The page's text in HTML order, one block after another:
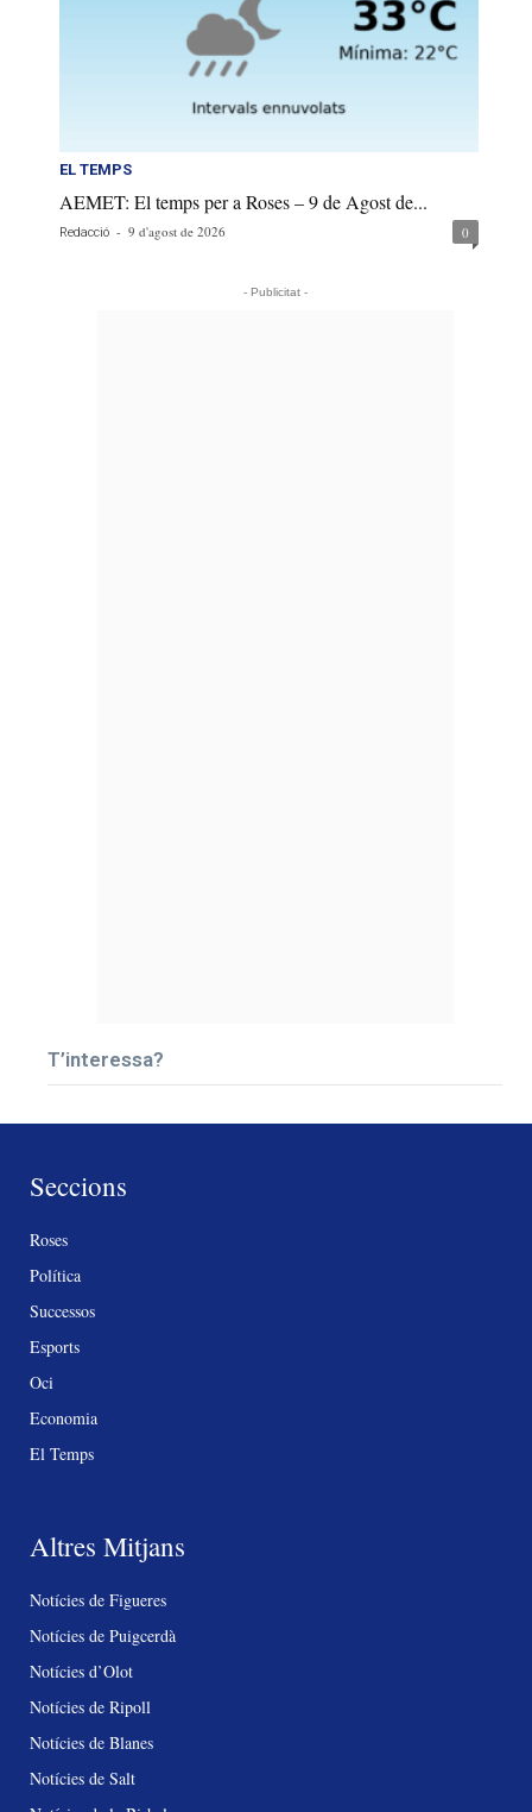
EL TEMPS
AEMET: El temps per a Roses – 9 de Agost de...
Redacció - 9 d'agost de 2026 0
- Publicitat -
T’interessa?
Seccions
Roses
Política
Successos
Esports
Oci
Economia
El Temps
Altres Mitjans
Notícies de Figueres
Notícies de Puigcerdà
Notícies d’Olot
Notícies de Ripoll
Notícies de Blanes
Notícies de Salt